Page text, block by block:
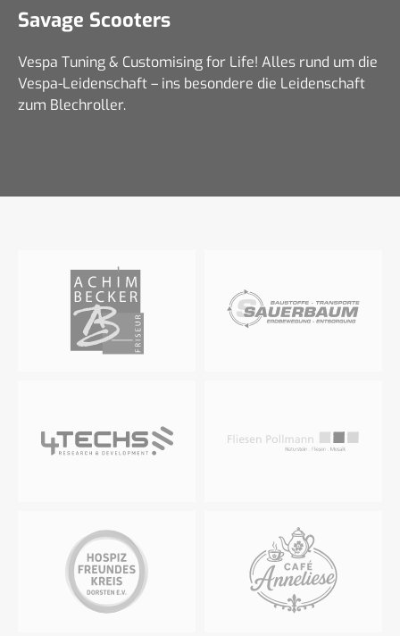
Savage Scooters
Vespa Tuning & Customising for Life! Alles rund um die
Vespa-Leidenschaft – ins besondere die Leidenschaft
zum Blechroller.